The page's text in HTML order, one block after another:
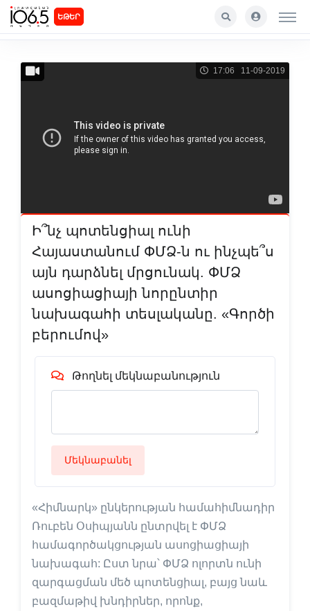
ԵԹԵՐ
17:06 11-09-2019
Ի՞նչ պոտենցիալ ունի
Հայաստանում ՓՄՁ-ն ու ինչպե՞ս
այն դարձնել մրցունակ. ՓՄՁ
ասոցիացիայի նորընտիր
նախագահի տեսլականը. «Գործի
բերումով»
Թողնել մեկնաբանություն
Մեկնաբանել
«Հիմնարկ» ընկերության համահիմնադիր
Ռուբեն Օսիպյանն ընտրվել է ՓՄՁ
համագործակցության ասոցիացիայի
նախագահ: Ըստ նրա՝ ՓՄՁ ոլորտն ունի
զարգացման մեծ պոտենցիալ, բայց նաև
բազմաթիվ խնդիրներ, որոնք,